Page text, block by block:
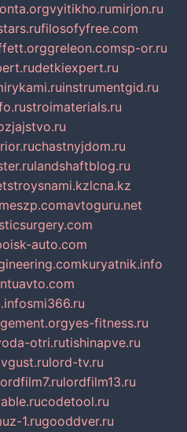
vyitikho.rumirjon.ru
filosofyfree.com
greleon.comsp-or.ru
detkiexpert.ru
instrumentgid.ru
stroimaterials.ru
chastnyjdom.ru
landshaftblog.ru
stroysnami.kzlcna.kz
avtoguru.net
auto.com
kuryatnik.info
smi366.ru
yes-fitness.ru
otri.rutishinapve.ru
lord-tv.ru
lordfilm13.ru
codetool.ru
1.rugooddver.ru